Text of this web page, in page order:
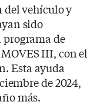
del vehículo y
sido
programa de
III, con el
Esta ayuda
de 2024,
más.